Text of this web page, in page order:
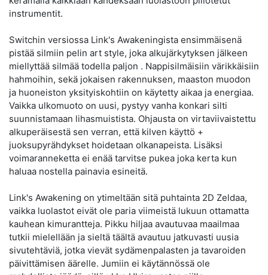
instrumentit.
Switchin versiossa Link's Awakeningista ensimmäisenä
pistää silmiin pelin art style, joka alkujärkytyksen jälkeen
miellyttää silmää todella paljon . Nappisilmäisiin värikkäisiin
hahmoihin, sekä jokaisen rakennuksen, maaston muodon
ja huoneiston yksityiskohtiin on käytetty aikaa ja energiaa.
Vaikka ulkomuoto on uusi, pystyy vanha konkari silti
suunnistamaan lihasmuistista. Ohjausta on virtaviivaistettu
alkuperäisestä sen verran, että kilven käyttö +
juoksupyrähdykset hoidetaan olkanapeista. Lisäksi
voimaranneketta ei enää tarvitse pukea joka kerta kun
haluaa nostella painavia esineitä.
Link's Awakening on ytimeltään sitä puhtainta 2D Zeldaa,
vaikka luolastot eivät ole paria viimeistä lukuun ottamatta
kauhean kimurantteja. Pikku hiljaa avautuvaa maailmaa
tutkii mielellään ja sieltä täältä avautuu jatkuvasti uusia
sivutehtäviä, jotka vievät sydämenpalasten ja tavaroiden
päivittämisen äärelle. Jumiin ei käytännössä ole